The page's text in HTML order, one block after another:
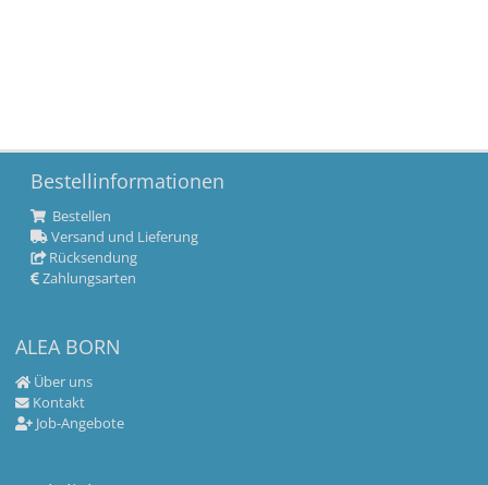
Bestellinformationen
Bestellen
Versand und Lieferung
Rücksendung
Zahlungsarten
ALEA BORN
Über uns
Kontakt
Job-Angebote